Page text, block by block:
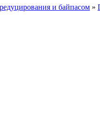
и байпасом »